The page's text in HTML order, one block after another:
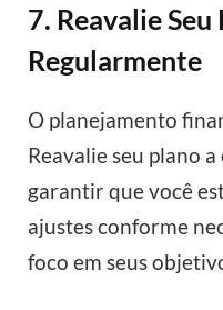
7. Reavalie
Regularmente
O planejamento
Reavalie seu plano
garantir que você
ajustes conforme
foco em seus